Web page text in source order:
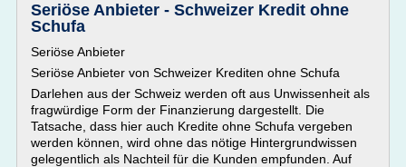
Seriöse Anbieter - Schweizer Kredit ohne
Schufa
Seriöse Anbieter
Seriöse Anbieter von Schweizer Krediten ohne Schufa
Darlehen aus der Schweiz werden oft aus Unwissenheit als
fragwürdige Form der Finanzierung dargestellt. Die
Tatsache, dass hier auch Kredite ohne Schufa vergeben
werden können, wird ohne das nötige Hintergrundwissen
gelegentlich als Nachteil für die Kunden empfunden. Auf